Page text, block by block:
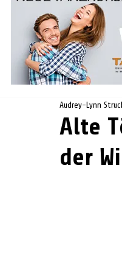
Alte
der
Audrey-Lynn